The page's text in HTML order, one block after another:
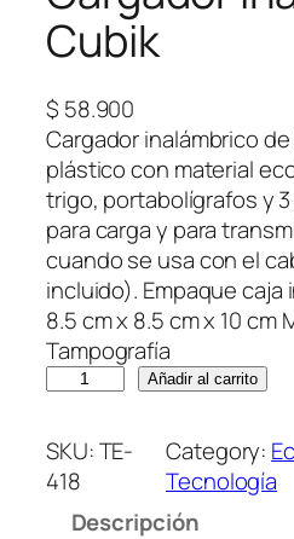
Cubik
$ 58.900
Cargador inalámbrico
plástico con material
trigo, portabolígrafos y
para carga y para
cuando se usa con el
incluido). Empaque caja
8.5 cm x 8.5 cm x 10 cm
Tampografía
r
g
a
Añadir al carrito
SKU:TE-
418
Category:
Tecnología
Descripción